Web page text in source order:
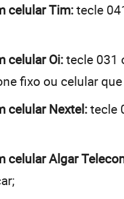
celular Tim:tecle
celular Oi:tecle 031
fixo ou celular
celular Nextel:tecle
celular Algar